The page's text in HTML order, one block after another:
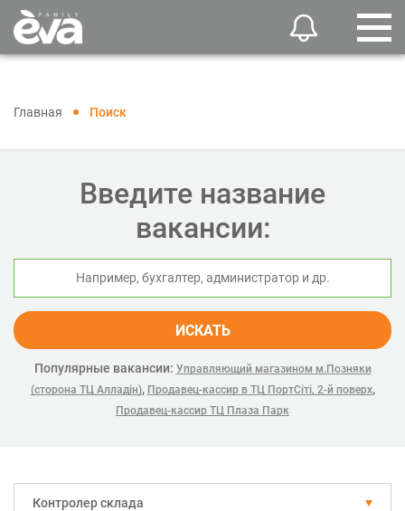
Главная Поиск
Введите название
вакансии:
ИСКАТЬ
Популярные вакансии: Управляющий магазином м.Позняки
(сторона ТЦ Алладін), Продавец-кассир в ТЦ ПортСіті, 2-й поверх,
Продавец-кассир ТЦ Плаза Парк
Контролер склада